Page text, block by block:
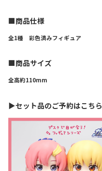
■商品仕様
全1種 彩色済みフィギュア
■商品サイズ
全高約110mm
▶セット品のご予約はこちら